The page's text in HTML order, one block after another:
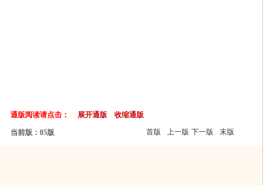
通版阅读请点击： 展开通版 收缩通版
当前版：05版 首版 上一版 下一版 末版